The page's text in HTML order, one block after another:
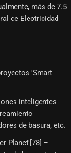
más de 7.5
de Electricidad
'Smart
inteligentes
de basura, etc.
Planet'[78]​ –